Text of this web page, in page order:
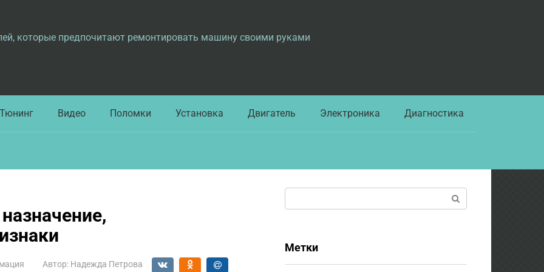
которые предпочитают ремонтировать машину своими руками
Тюнинг Видео Поломки Установка Двигатель Электроника Диагностика
Автор: Надежда Петрова
Метки